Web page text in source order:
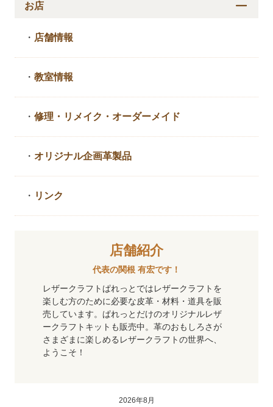
お店
・ 店舗情報
・教室情報
・修理・リメイク・ オーダーメイド
・ オリジナル企画革製品
・ リンク
店舗紹介
代表の関根 有宏です！
レザークラフトぱれっとではレザークラフトを
楽しむ方のために必要な皮革・材料・道具を販
売しています。ぱれっとだけのオリジナルレザ
ークラフトキットも販売中。革のおもしろさが
さまざまに楽しめるレザークラフトの世界へ、
ようこそ！
2026年8月